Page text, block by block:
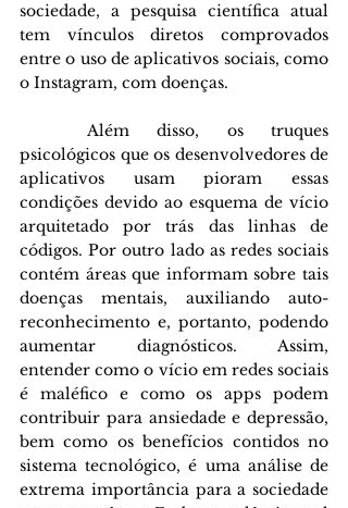
sociedade, a pesquisa científica atual
tem vínculos diretos comprovados
entre o uso de aplicativos sociais, como
o Instagram, com doenças.
psicológicos que os desenvolvedores de
aplicativos usam pioram essas
condições devido ao esquema de vício
arquitetado por trás das linhas de
códigos. Por outro lado as redes sociais
contém áreas que informam sobre tais
doenças mentais, auxiliando auto-
reconhecimento e, portanto, podendo
aumentar diagnósticos. Assim,
entender como o vício em redes sociais
é maléfico e como os apps podem
contribuir para ansiedade e depressão,
bem como os benefícios contidos no
sistema tecnológico, é uma análise de
extrema importância para a sociedade